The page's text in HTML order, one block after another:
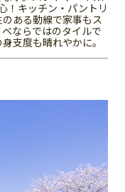
！キッチン・パントリ
ある動線で家事もス
ならではのタイルで
支度も晴れやかに。